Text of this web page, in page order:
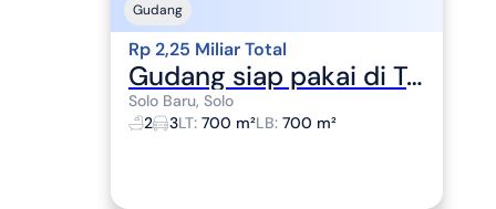
Gudang
Rp 2,25 Miliar Total
Gudang siap pakai di Telukan Grogol Solo Baru
Solo Baru, Solo
2
3LT: 700 m²LB: 700 m²